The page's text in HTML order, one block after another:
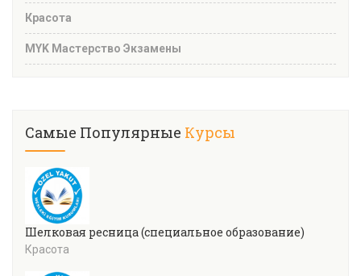
Красота
MYK Мастерство Экзамены
Самые Популярные Курсы
Шелковая ресница (специальное образование)
Красота